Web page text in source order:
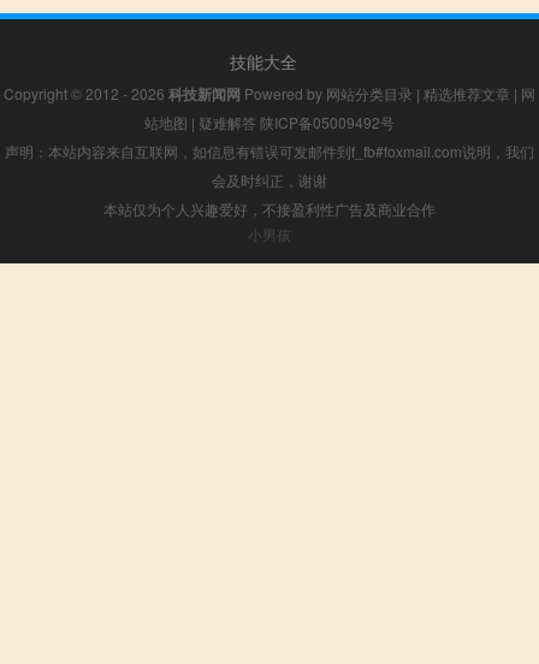
技能大全
Copyright © 2012 - 2026 科技新闻网 Powered by 网站分类目录 | 精选推荐文章 | 网
站地图 | 疑难解答 陕ICP备05009492号
声明：本站内容来自互联网，如信息有错误可发邮件到f_fb#foxmail.com说明，我们
会及时纠正，谢谢
本站仅为个人兴趣爱好，不接盈利性广告及商业合作
小男孩